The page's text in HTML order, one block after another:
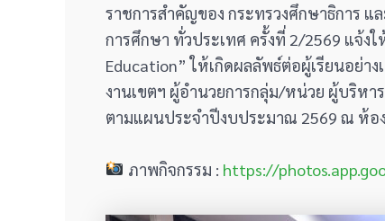
ราชการสำคัญของ กระทรวงศึกษาธิการ
การศึกษา ทั่วประเทศ ครั้งที่ 2/2569 แจ้
Education” ให้เกิดผลลัพธ์ต่อผู้เรียนอย่า
งานเขตฯ ผู้อำนวยการกลุ่ม/หน่วย ผู้บริหา
ตามแผนประจำปีงบประมาณ 2569 ณ ห้อ
ภาพกิจกรรม : https://